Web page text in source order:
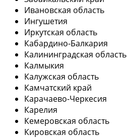
Ивановская область
Ингушетия
Иркутская область
Кабардино-Балкария
Калининградская область
Калмыкия
Калужская область
Камчатский край
Карачаево-Черкесия
Карелия
Кемеровская область
Кировская область